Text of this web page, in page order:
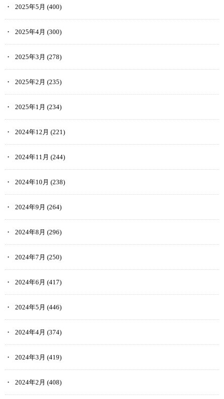
2025年5月 (400)
2025年4月 (300)
2025年3月 (278)
2025年2月 (235)
2025年1月 (234)
2024年12月 (221)
2024年11月 (244)
2024年10月 (238)
2024年9月 (264)
2024年8月 (296)
2024年7月 (250)
2024年6月 (417)
2024年5月 (446)
2024年4月 (374)
2024年3月 (419)
2024年2月 (408)